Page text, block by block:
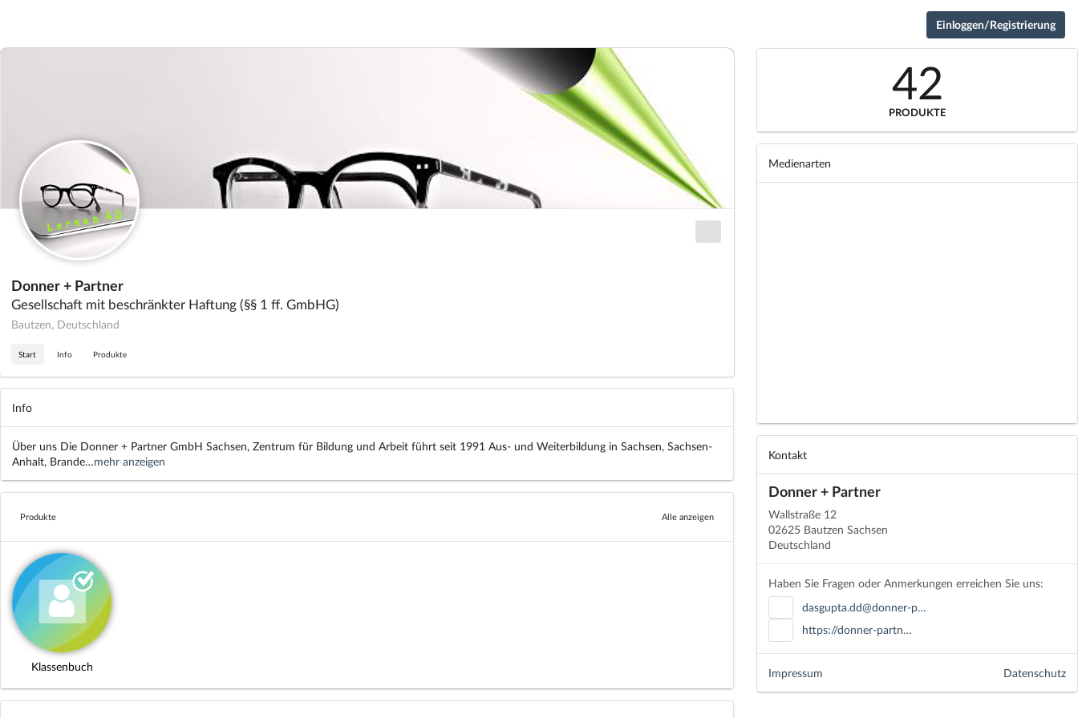
Einloggen/Registrierung
Donner + Partner
Gesellschaft mit beschränkter Haftung (§§ 1 ff. GmbHG)
Bautzen, Deutschland
Start Info Produkte
Info
Über uns Die Donner + Partner GmbH Sachsen, Zentrum für Bildung und Arbeit führt seit 1991 Aus- und Weiterbildung in Sachsen, Sachsen-
Anhalt, Brande…mehr anzeigen
Produkte Alle anzeigen
Klassenbuch
42
PRODUKTE
Medienarten
Kontakt
Donner + Partner
Wallstraße 12
02625 Bautzen Sachsen
Deutschland
Haben Sie Fragen oder Anmerkungen erreichen Sie uns:
dasgupta.dd@donner-p…
https://donner-partn…
Datenschutz
Impressum